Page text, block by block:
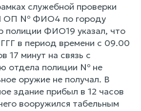
служебной проверки
ОП № ФИО4 по городу
полиции ФИО19 указал, что
в период времени с 09.00
17 минут на связь с
отдела полиции № не
оружие не получал. В
здание прибыл в 12 часов
вооружился табельным